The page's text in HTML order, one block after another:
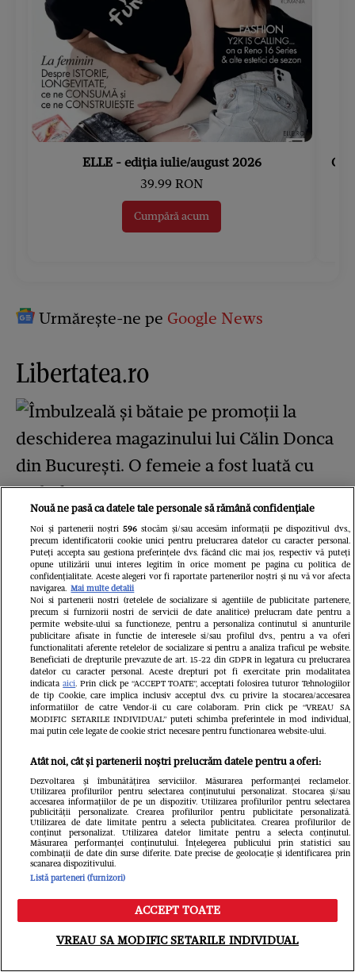
ELLE - ediția iulie/august 2026
39.99 RON
Cumpără acum
Urmărește-ne pe Google News
Libertatea.ro
Îmbulzeală și bătaie pe promoții la
deschiderea magazinului lui Călin
Donca din București. O femeie a fost
luată cu ambulanța
Fanatik
Cine este românca angajată la PSG,
cel mai puternic club din Europa.
Tânăra explică de ce fotbalul
românesc este mult în spatele celui
din Occident
GSP.ro
Meniu Caută
Nouă ne pasă ca datele tale personale să rămână confidențiale
Noi și partenerii noștri 596stocăm și/sau accesăm informații pe dispozitivul dvs.,
precum identificatorii cookie unici pentru prelucrarea datelor cu caracter personal.
Puteți accepta sau gestiona preferințele dvs. făcând clic mai jos, respectiv vă puteți
opune utilizării unui interes legitim în orice moment pe pagina cu politica de
confidențialitate. Aceste alegeri vor fi raportate partenerilor noștri și nu vă vor afecta
navigarea. Mai multe detalii
Noi si partenerii nostri (retelele de socializare si agentiile de publicitate partenere,
precum si furnizorii nostri de servicii de date analitice) prelucram date pentru a
permite website-ului sa functioneze, pentru a personaliza continutul si anunturile
publicitare afisate in functie de interesele si/sau profilul dvs., pentru a va oferi
functionalitati aferente retelelor de socializare si pentru a analiza traficul pe website.
Beneficiati de drepturile prevazute de art. 15-22 din GDPR in legatura cu prelucrarea
datelor cu caracter personal. Aceste drepturi pot fi exercitate prin modalitatea
indicataaici. Prin click pe “ACCEPT TOATE”, acceptati folosirea tuturor Tehnologiilor
de tip Cookie, care implica inclusiv acceptul dvs. cu privire la stocarea/accesarea
informatiilor de catre Vendor-ii cu care colaboram. Prin click pe “VREAU SA
MODIFIC SETARILE INDIVIDUAL” puteti schimba preferintele in mod individual,
mai putin cele legate de cookie strict necesare pentru functionarea website-ului.
Atât noi, cât și partenerii noștri prelucrăm datele pentru a oferi:
Dezvoltarea și îmbunătățirea serviciilor. Măsurarea performanței reclamelor.
Utilizarea profilurilor pentru selectarea conținutului personalizat. Stocarea și/sau
accesarea informațiilor de pe un dispozitiv. Utilizarea profilurilor pentru selectarea
publicității personalizate. Crearea profilurilor pentru publicitate personalizată.
Utilizarea de date limitate pentru a selecta publicitatea. Crearea profilurilor de
conținut personalizat. Utilizarea datelor limitate pentru a selecta conținutul.
Măsurarea performanței conținutului. Înțelegerea publicului prin statistici sau
combinații de date din surse diferite. Date precise de geolocație și identificarea prin
scanarea dispozitivului.
Listă parteneri (furnizori)
ACCEPT TOATE
VREAU SA MODIFIC SETARILE INDIVIDUAL